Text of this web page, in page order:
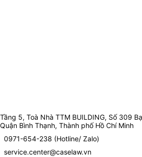
Tầng 5, Toà Nhà TTM BUILDING, Số 309
Quận Bình Thạnh, Thành phố Hồ Chí Minh
0971-654-238 (Hotline/ Zalo)
service.center@caselaw.vn